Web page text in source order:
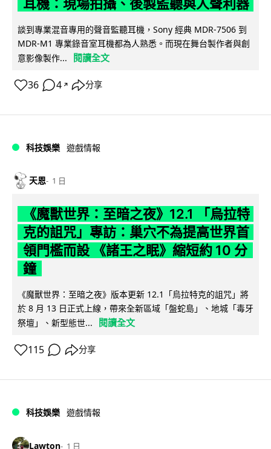
耳機：現場拍攝、後製監聽與人聲利器
談到專業混音專用的聲音監聽耳機，Sony 經典 MDR-7506 到
MDR-M1 專業錄音室耳機都為人熟悉。而現在舞台製作者與創
意影像製作...
閱讀全文
36 4 ↗ 分享
科技娛樂 遊戲情報
天恩 1 日
《魔獸世界：至暗之夜》12.1 「烏拉特
克的詛咒」專訪：巢穴不為提高世界首
領門檻而設 《諸王之眠》縮短約 10 分
鐘
《魔獸世界：至暗之夜》版本更新 12.1「烏拉特克的詛咒」將
於 8 月 13 日正式上線，帶來全新區域「盤蛇島」、地城「毒牙
祭壇」、新型態世...
閱讀全文
115 分享
科技娛樂 遊戲情報
Lawton 1 日